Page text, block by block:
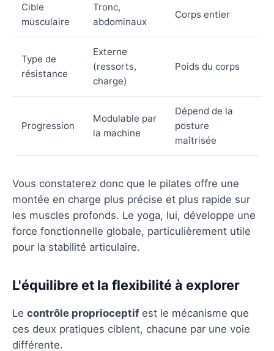
Cible
musculaire
Tronc,
abdominaux
Corps entier
Type de
résistance
Externe
(ressorts,
charge)
Poids du corps
Progression
Modulable par
la machine
Dépend de la
posture
maîtrisée
Vous constaterez donc que le pilates offre une
montée en charge plus précise et plus rapide sur
les muscles profonds. Le yoga, lui, développe une
force fonctionnelle globale, particulièrement utile
pour la stabilité articulaire.
L'équilibre et la flexibilité à explorer
Le contrôle proprioceptifest le mécanisme que
ces deux pratiques ciblent, chacune par une voie
différente.